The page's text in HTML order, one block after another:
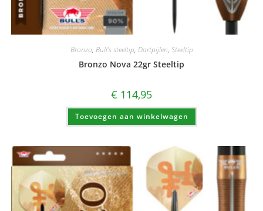
Bronzo, Bull's steeltip, Dartpijlen, Steeltip
Bronzo Nova 22gr Steeltip
€ 114,95
Toevoegen aan winkelwagen